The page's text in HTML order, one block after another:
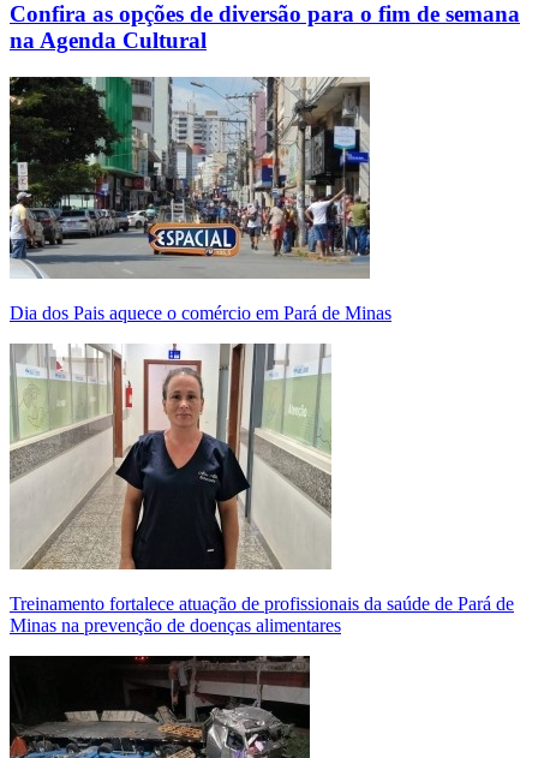
Confira as opções de diversão para o fim de semana
na Agenda Cultural
Dia dos Pais aquece o comércio em Pará de Minas
Treinamento fortalece atuação de profissionais da saúde de Pará de
Minas na prevenção de doenças alimentares